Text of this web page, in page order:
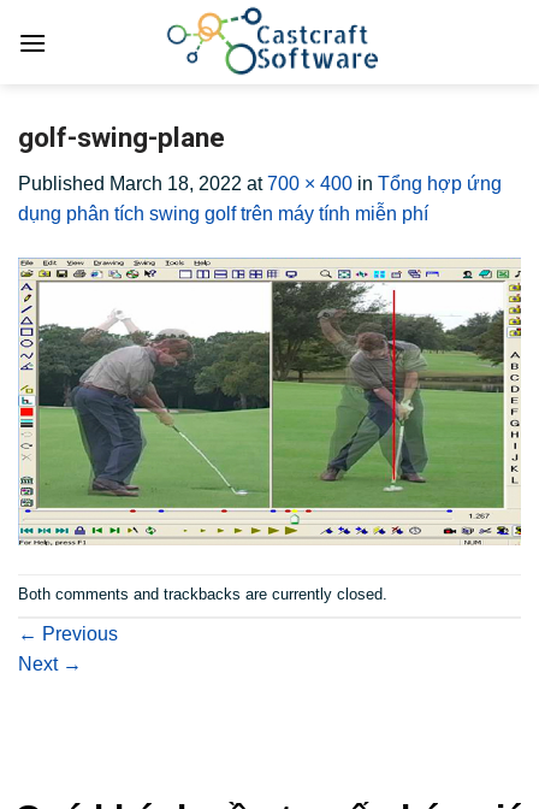
golf-swing-plane
Published March 18, 2022 at700 × 400 in Tổng hợp ứng
dụng phân tích swing golf trên máy tính miễn phí
Both comments and trackbacks are currently closed.
← Previous
Next →